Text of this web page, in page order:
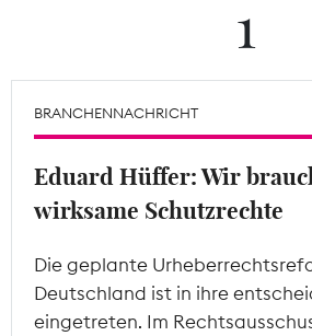
1
BRANCHENNACHRICHT
Eduard Hüffer: Wir
wirksame Schutzrechte
Die geplante
Deutschland ist in ihre
eingetreten. Im